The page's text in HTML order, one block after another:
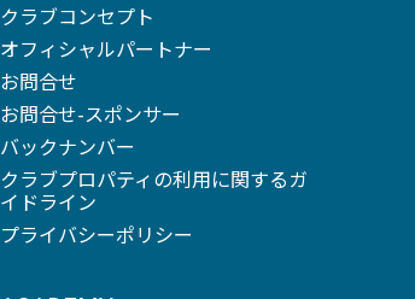
クラブコンセプト
オフィシャルパートナー
お問合せ
お問合せ-スポンサー
バックナンバー
クラブプロパティの利用に関するガ
イドライン
プライバシーポリシー